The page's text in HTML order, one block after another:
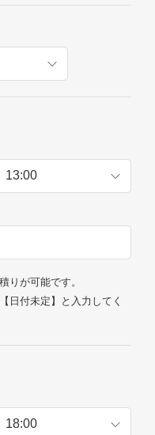
りが可能です。
日付未定】と入力してく